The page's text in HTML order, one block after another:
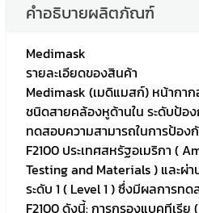
คำอธิบายผลิตภัณฑ์
Medimask
รายละเอียดของสินค้า
Medimask (เมดิแมสก์) หน้ากาก
ชนิดสายคล้องหูด้านใน ระดับป้อง
ทดสอบความสามารถในการป้อง
F2100 ประเทศสหรัฐอเมริกา (
Testing and Materials ) และผ่
ระดับ 1 ( Level 1 ) ซึ่งมีผลการท
F2100 ดังนี้: การกรองแบคทีเรีย